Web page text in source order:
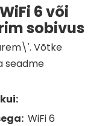
6 või
sobivus
Võtke
seadme
WiFi 6